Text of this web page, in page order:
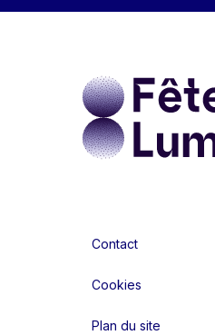
Contact
Cookies
Plan du site